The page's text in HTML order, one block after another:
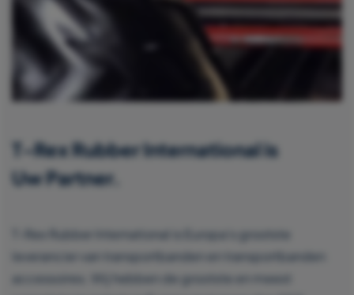
T-Rex Rubber International is
Uw Partner.
T-Rex Rubber International is Europa’s grootste
leverancier van transportbanden en transportbanden
accessoires. Wij hebben de grootste en meest